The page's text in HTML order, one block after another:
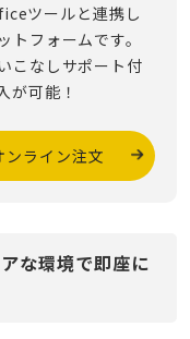
ツールと連携し
フォームです。
こなしサポート付
が可能！
ンライン注文
な環境で即座に